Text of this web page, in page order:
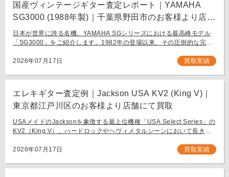
国産ヴィンテージギター査定レポート｜YAMAHA
SG3000 (1988年製)｜千葉県野田市のお客様より店舗
にて買取
日本が世界に誇る名機、YAMAHA SGシリーズにおける最高峰モデル
「SG3000」をご紹介します。1982年の登場以来、その圧倒的な完成
フラッグシップモデル […]
2026年07月17日 買取実績
エレキギター査定例｜Jackson USA KV2 (King V)｜
東京都江戸川区のお客様より店舗にて買取
USAメイドのJacksonを象徴する最上位機種「USA Select Series」の
KV2（King V）。ハードロックやヘヴィメタルシーンにおいて長きに
[…]
2026年07月17日 買取実績